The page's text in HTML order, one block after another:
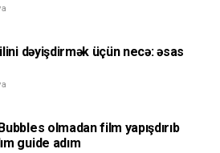
dəyişdirmək üçün necə: əsas
olmadan film yapışdırıb
guide adım